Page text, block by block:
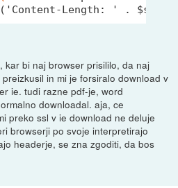
kar bi naj browser prisililo, da naj
in mi je forsiralo download v
ie. tudi razne pdf-je, word
downloadal. aja, ce
preko ssl v ie download ne deluje
browserji po svoje interpretirajo
headerje, se zna zgoditi, da bos